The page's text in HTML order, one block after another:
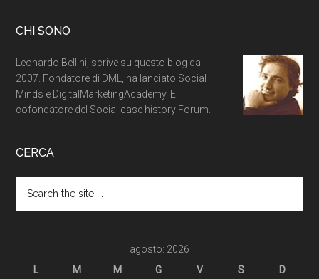
CHI SONO
Leonardo Bellini, scrive su questo blog dal
2007. Fondatore di DML, ha lanciato Social
Minds e DigitalMarketingAcademy. E'
cofondatore del Social case history Forum.
CERCA
agosto: 2026
L
M M G V S D